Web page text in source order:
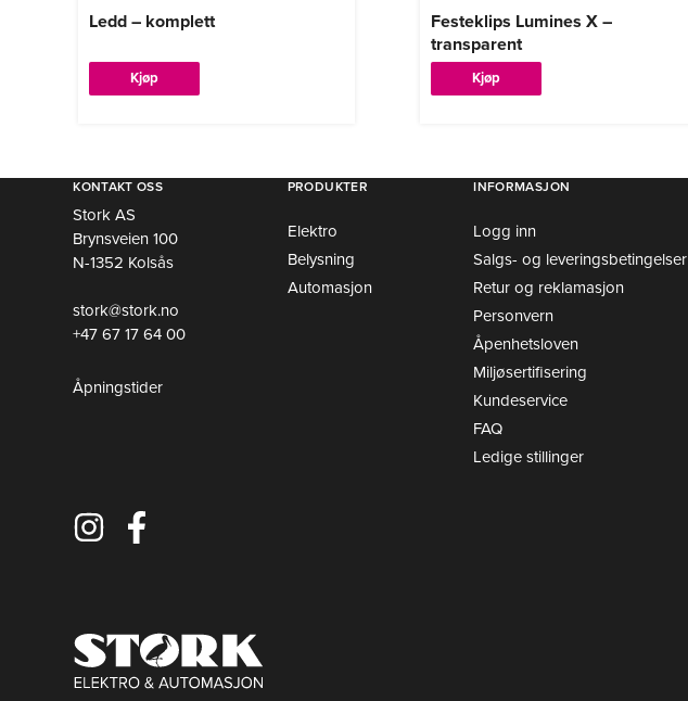
Ledd – komplett
Kjøp
Festeklips Lumines X –
transparent
Kjøp
KONTAKT OSS
Stork AS
Brynsveien 100
N-1352 Kolsås
stork@stork.no
+47 67 17 64 00
Åpningstider
PRODUKTER
Elektro
Belysning
Automasjon
INFORMASJON
Logg inn
Salgs- og leveringsbetingelser
Retur og reklamasjon
Personvern
Åpenhetsloven
Miljøsertifisering
Kundeservice
FAQ
Ledige stillinger